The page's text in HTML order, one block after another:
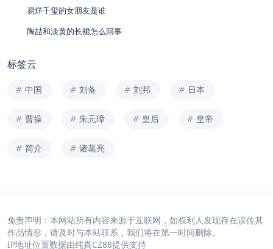
易烊千玺的女朋友是谁
陶喆和淡黄的长裙怎么回事
标签云
中国 刘备 刘邦 日本
曹操 朱元璋 皇后 皇帝
简介 诸葛亮
免责声明：本网站所有内容来源于互联网，如权利人发现存在误传其
作品情形，请及时与本站联系，我们将在第一时间删除。
IP地址位置数据由纯真CZ88提供支持